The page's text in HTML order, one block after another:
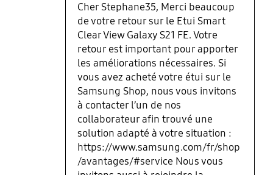
Cher Stephane35, Merci beaucoup
de votre retour sur le Etui Smart
Clear View Galaxy S21 FE. Votre
retour est important pour apporter
les améliorations nécessaires. Si
vous avez acheté votre étui sur le
Samsung Shop, nous vous invitons
à contacter l’un de nos
collaborateur afin trouvé une
solution adapté à votre situation :
https://www.samsung.com/fr/shop
/avantages/#service Nous vous